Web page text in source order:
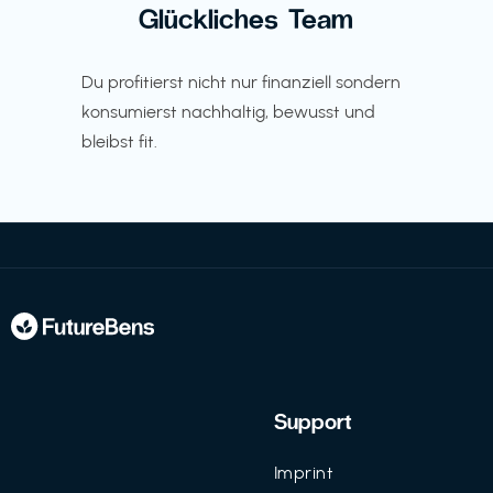
Glückliches Team
Du profitierst nicht nur finanziell sondern
konsumierst nachhaltig, bewusst und
bleibst fit.
Support
Imprint